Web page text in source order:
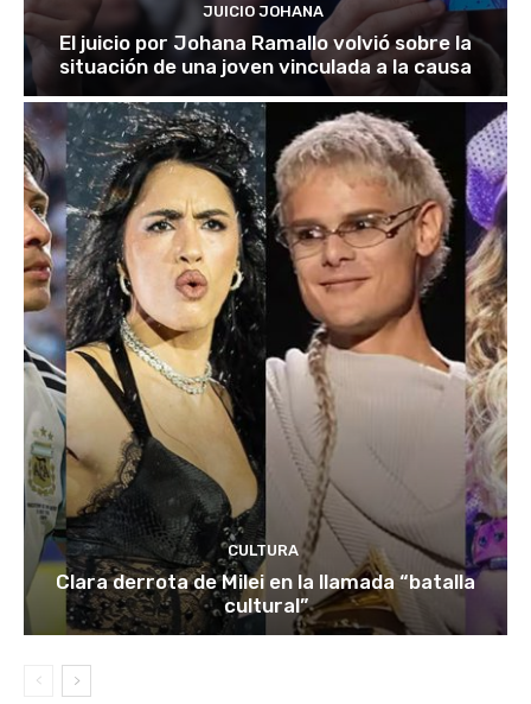
JUICIO JOHANA
El juicio por Johana Ramallo volvió sobre la
situación de una joven vinculada a la causa
CULTURA
Clara derrota de Milei en la llamada “batalla
cultural”